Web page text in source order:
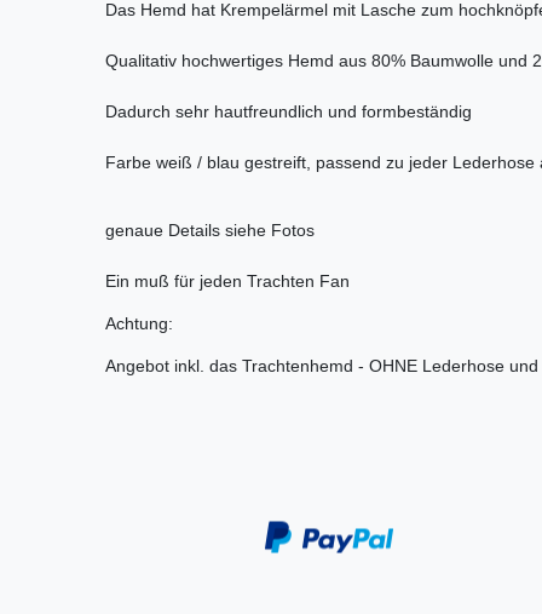
Das Hemd hat Krempelärmel mit Lasche zum
Qualitativ hochwertiges Hemd aus 80% Baumwolle und
Dadurch sehr hautfreundlich und formbeständig
Farbe weiß / blau gestreift, passend zu jeder
genaue Details siehe Fotos
Ein muß für jeden Trachten Fan
Achtung:
Angebot inkl. das Trachtenhemd - OHNE Lederhose und